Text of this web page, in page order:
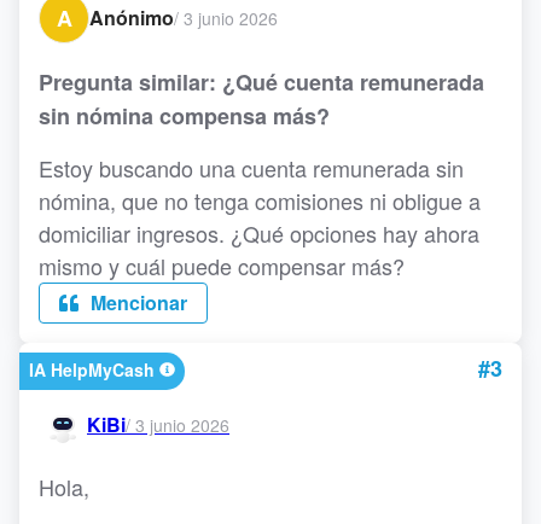
A
Anónimo/ 3 junio 2026
Pregunta similar: ¿Qué cuenta remunerada
sin nómina compensa más?
Estoy buscando una cuenta remunerada sin
nómina, que no tenga comisiones ni obligue a
domiciliar ingresos. ¿Qué opciones hay ahora
mismo y cuál puede compensar más?
Mencionar
IA HelpMyCash #3
KiBi/ 3 junio 2026
Hola,